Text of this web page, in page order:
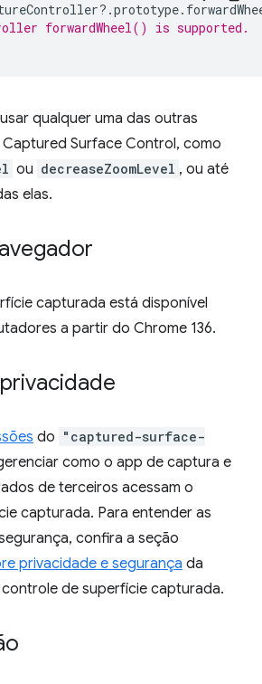
? .prototype.
forwardWheel() is supported.
qualquer uma das outras
Surface Control, como
ou decreaseZoomLevel , ou até
elas.
capturada está disponível
a partir do Chrome 136.
do "captured-surface-
como o app de captura e
de terceiros acessam o
capturada. Para entender as
confira a seção
privacidade e segurança da
de superfície capturada.